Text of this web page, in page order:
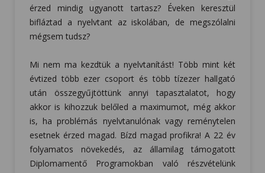
érzed mindig ugyanott tartasz? Éveken keresztül
bifláztad a nyelvtant az iskolában, de megszólalni
mégsem tudsz?
Mi nem ma kezdtük a nyelvtanítást! Több mint két
évtized több ezer csoport és több tízezer hallgató
után összegyűjtöttünk annyi tapasztalatot, hogy
akkor is kihozzuk belőled a maximumot, még akkor
is, ha problémás nyelvtanulónak vagy reménytelen
esetnek érzed magad. Bízd magad profikra! A 22 év
folyamatos növekedés, az államilag támogatott
Diplomamentő Programokban való részvételünk